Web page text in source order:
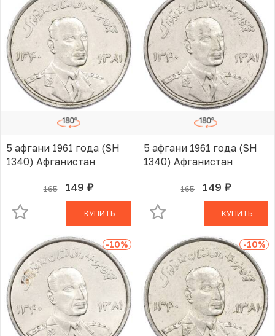
5 афгани 1961 года (SH
1340) Афганистан
165 149 руб.
В КОРЗИНЕ
КУПИТЬ
5 афгани 1961 года (SH
1340) Афганистан
165 149 руб.
В КОРЗИНЕ
КУПИТЬ
-10% -10%